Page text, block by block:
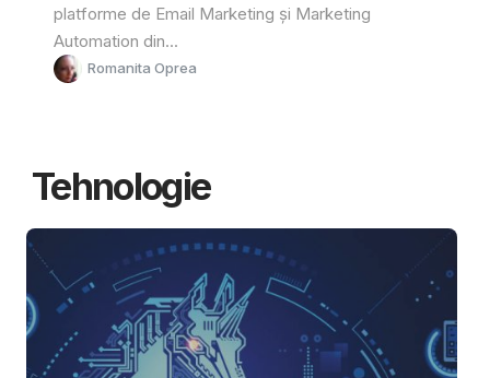
platforme de Email Marketing și Marketing
Automation din...
Romanita Oprea
Tehnologie